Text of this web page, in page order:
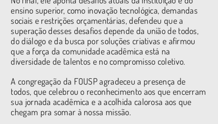
ensino superior, como inovação tecnológica, demandas
sociais e restrições orçamentárias, defendeu que a
superação desses desafios depende da união de todos,
do diálogo e da busca por soluções criativas e afirmou
que a força da comunidade acadêmica está na
diversidade de talentos e no compromisso coletivo.
A congregação da FOUSP agradeceu a presença de
todos, que celebrou o reconhecimento aos que encerram
sua jornada acadêmica e a acolhida calorosa aos que
chegam pra somar à nossa missão.